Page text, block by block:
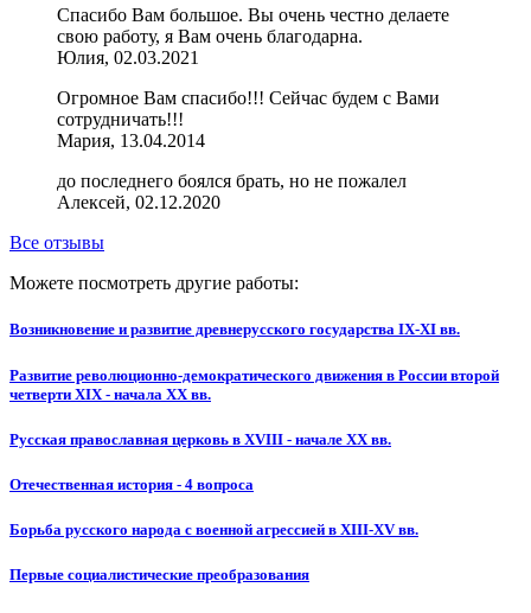
Спасибо Вам большое. Вы очень честно делаете
свою работу, я Вам очень благодарна.
Юлия, 02.03.2021
Огромное Вам спасибо!!! Сейчас будем с Вами
сотрудничать!!!
Мария, 13.04.2014
до последнего боялся брать, но не пожалел
Алексей, 02.12.2020
Все отзывы
Можете посмотреть другие работы:
Возникновение и развитие древнерусского государства IX-XI вв.
Развитие революционно-демократического движения в России второй
четверти XIX - начала XX вв.
Русская православная церковь в XVIII - начале XX вв.
Отечественная история - 4 вопроса
Борьба русского народа с военной агрессией в XIII-XV вв.
Первые социалистические преобразования